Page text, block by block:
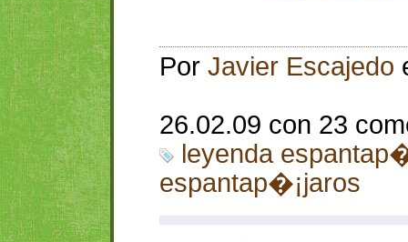
Por Javier Escajedo
26.02.09 con 23
leyenda
espantap�¡jaros